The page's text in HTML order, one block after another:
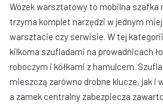
Wózek warsztatowy to mobilna szafka
trzyma komplet narzędzi w jednym
warsztacie czy serwisie. W tej
kilkoma szufladami na prowadnicach
roboczym i kółkami z hamulcem.
mieszczą zarówno drobne klucze, jak i
a zamek centralny zabezpiecza